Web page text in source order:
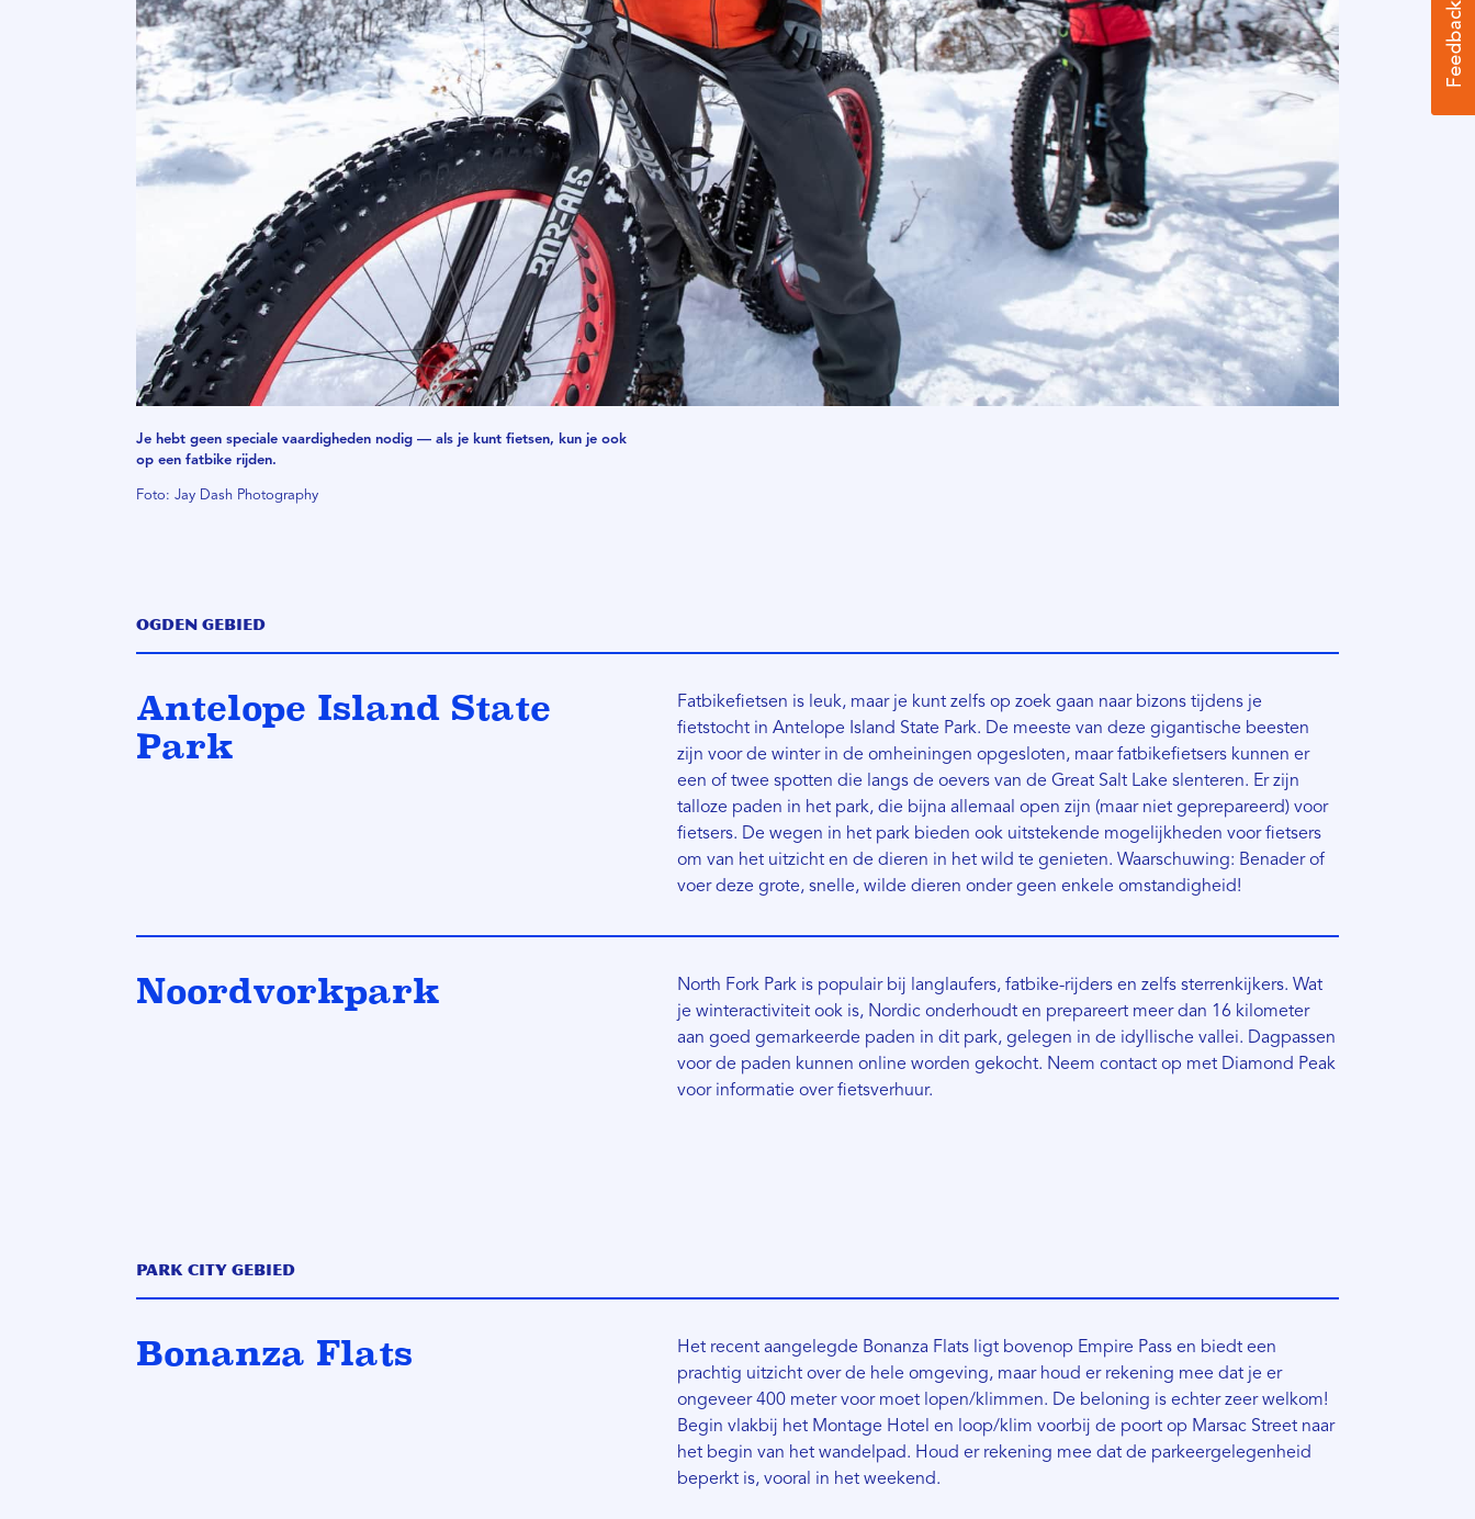
Je hebt geen speciale vaardigheden nodig — als je kunt fietsen, kun je ook
op een fatbike rijden.
Foto: Jay Dash Photography
Ogden Gebied
Antelope Island State
Park
Fatbikefietsen is leuk, maar je kunt zelfs op zoek gaan naar bizons tijdens je
fietstocht in Antelope Island State Park. De meeste van deze gigantische beesten
zijn voor de winter in de omheiningen opgesloten, maar fatbikefietsers kunnen er
een of twee spotten die langs de oevers van de Great Salt Lake slenteren. Er zijn
talloze paden in het park, die bijna allemaal open zijn (maar niet geprepareerd) voor
fietsers. De wegen in het park bieden ook uitstekende mogelijkheden voor fietsers
om van het uitzicht en de dieren in het wild te genieten. Waarschuwing: Benader of
voer deze grote, snelle, wilde dieren onder geen enkele omstandigheid!
Noordvorkpark
North Fork Park is populair bij langlaufers, fatbike-rijders en zelfs sterrenkijkers. Wat
je winteractiviteit ook is, Nordic onderhoudt en prepareert meer dan 16 kilometer
aan goed gemarkeerde paden in dit park, gelegen in de idyllische vallei. Dagpassen
voor de paden kunnen online worden gekocht. Neem contact op met Diamond Peak
voor informatie over fietsverhuur.
Park City Gebied
Bonanza Flats
Het recent aangelegde Bonanza Flats ligt bovenop Empire Pass en biedt een
prachtig uitzicht over de hele omgeving, maar houd er rekening mee dat je er
ongeveer 400 meter voor moet lopen/klimmen. De beloning is echter zeer welkom!
Begin vlakbij het Montage Hotel en loop/klim voorbij de poort op Marsac Street naar
het begin van het wandelpad. Houd er rekening mee dat de parkeergelegenheid
beperkt is, vooral in het weekend.